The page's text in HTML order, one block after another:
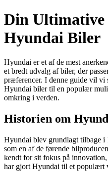
Din
Hyundai Biler
Hyundai er et af de mest
et bredt udvalg af biler, der
præferencer. I denne guide vil vi
Hyundai biler til en populær
omkring i verden.
Historien om
Hyundai blev grundlagt tilbage i
som en af de førende
kendt for sit fokus på
har gjort Hyundai til et populært